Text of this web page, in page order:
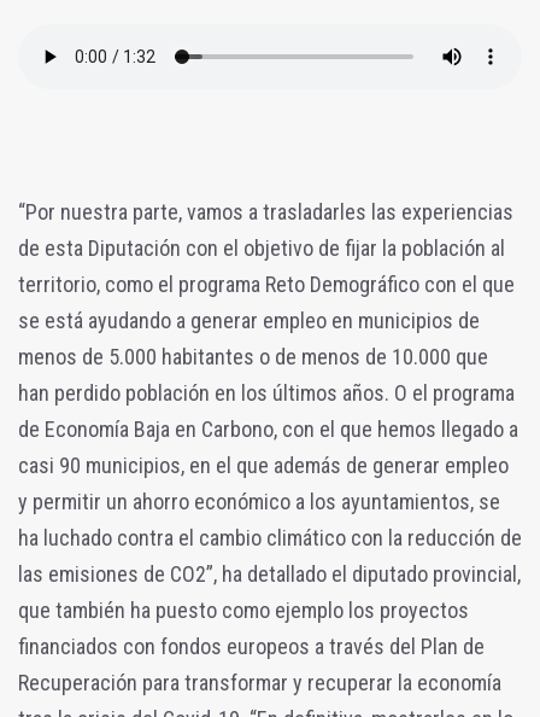
“Por nuestra parte, vamos a trasladarles las experiencias
de esta Diputación con el objetivo de fijar la población al
territorio, como el programa Reto Demográfico con el que
se está ayudando a generar empleo en municipios de
menos de 5.000 habitantes o de menos de 10.000 que
han perdido población en los últimos años. O el programa
de Economía Baja en Carbono, con el que hemos llegado a
casi 90 municipios, en el que además de generar empleo
y permitir un ahorro económico a los ayuntamientos, se
ha luchado contra el cambio climático con la reducción de
las emisiones de CO2”, ha detallado el diputado provincial,
que también ha puesto como ejemplo los proyectos
financiados con fondos europeos a través del Plan de
Recuperación para transformar y recuperar la economía